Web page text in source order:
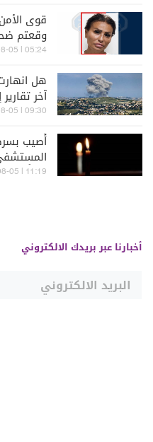
قوى
وقعتم
05:24 | 2026-08-05
هل
آخر
09:30 | 2026-08-05
أُصيب
عاماً
11:19 | 2026-08-05
أخبارنا عبر بريدك الالكتروني